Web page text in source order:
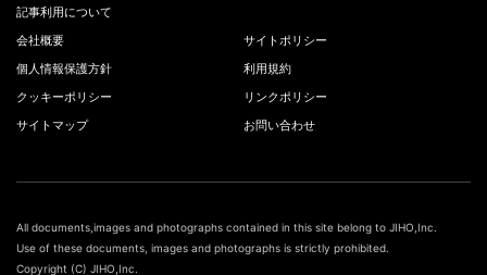
記事利用について
会社概要
サイトポリシー
個人情報保護方針
利用規約
クッキーポリシー
リンクポリシー
サイトマップ
お問い合わせ
All documents,images and photographs contained in this site belong to JIHO,Inc.
Use of these documents, images and photographs is strictly prohibited.
Copyright (C) JIHO,Inc.